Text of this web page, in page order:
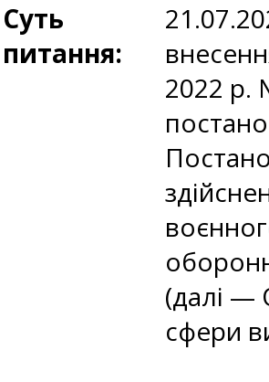
Суть
питання:
2022 р.
(далі —
сфери